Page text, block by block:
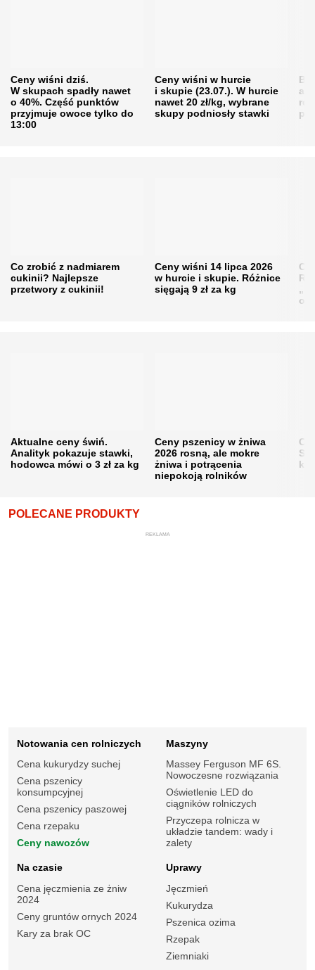
Ceny wiśni dziś.
W skupach spadły nawet
o 40%. Część punktów
przyjmuje owoce tylko do
13:00
Ceny wiśni w hurcie
i skupie (23.07.). W hurcie
nawet 20 zł/kg, wybrane
skupy podniosły stawki
Co zrobić z nadmiarem
cukinii? Najlepsze
przetwory z cukinii!
Ceny wiśni 14 lipca 2026
w hurcie i skupie. Różnice
sięgają 9 zł za kg
Aktualne ceny świń.
Analityk pokazuje stawki,
hodowca mówi o 3 zł za kg
Ceny pszenicy w żniwa
2026 rosną, ale mokre
żniwa i potrącenia
niepokoją rolników
POLECANE PRODUKTY
REKLAMA
Notowania cen rolniczych
Cena kukurydzy suchej
Cena pszenicy
konsumpcyjnej
Cena pszenicy paszowej
Cena rzepaku
Ceny nawozów
Maszyny
Massey Ferguson MF 6S.
Nowoczesne rozwiązania
Oświetlenie LED do
ciągników rolniczych
Przyczepa rolnicza w
układzie tandem: wady i
zalety
Na czasie
Cena jęczmienia ze żniw
2024
Ceny gruntów ornych 2024
Kary za brak OC
Uprawy
Jęczmień
Kukurydza
Pszenica ozima
Rzepak
Ziemniaki